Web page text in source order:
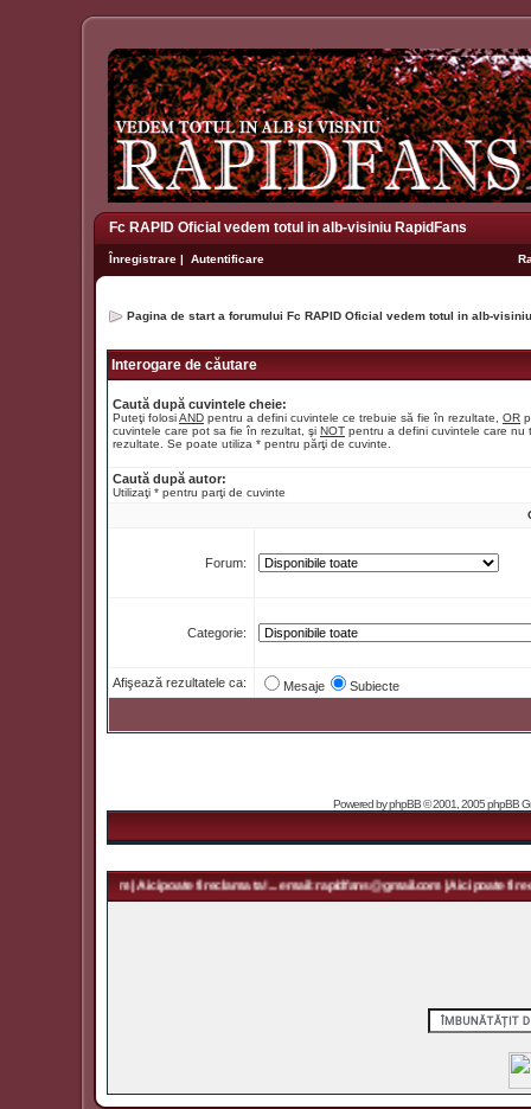
Fc RAPID Oficial vedem totul in alb-visiniu RapidFans
Înregistrare | Autentificare
Pagina de start a forumului Fc RAPID Oficial vedem totul in alb-
Interogare de căutare
Caută după cuvintele cheie:
Puteţi folosiAND pentru a defini cuvintele ce trebuie să fie în rezultate, OR
cuvintele care pot sa fie în rezultat, şi NOT pentru a defini cuvintele care nu
rezultate. Se poate utiliza * pentru părţi de cuvinte.
Caută după autor:
Utilizaţi * pentru parţi de cuvinte
Forum:
Categorie:
Afişează rezultatele ca: Mesaje Subiecte
Powered byphpBB© 2001, 2005 phpBB
| Aici poate fi reclama ta! ... email: rapidfans@gmail.com | Aici poate fi